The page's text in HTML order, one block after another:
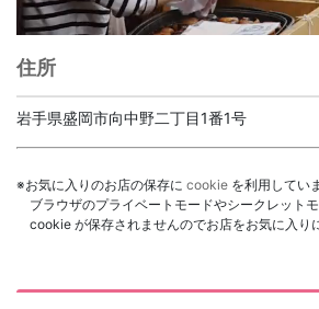
住所
岩手県盛岡市向中野二丁目1番1号
※お気に入りのお店の保存に cookie を利用してい
ブラウザのプライベートモードやシークレット
cookie が保存されませんのでお店をお気に入り